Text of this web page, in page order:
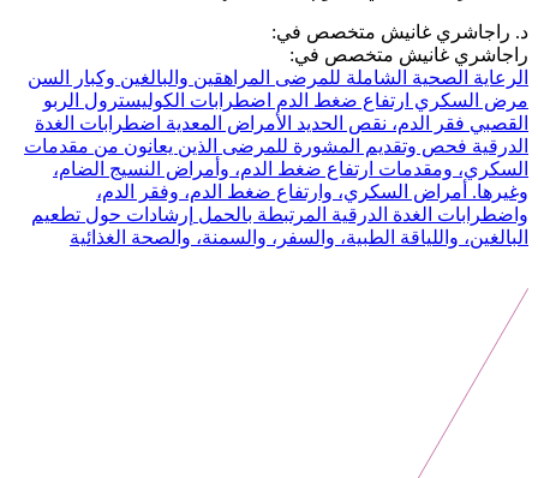
د. راجاشري غانيش متخصص في:
راجاشري غانيش متخصص في:
الرعاية الصحية الشاملة للمرضى المراهقين والبالغين وكبار السن
مرض السكري ارتفاع ضغط الدم اضطرابات الكوليسترول الربو
القصبي فقر الدم، نقص الحديد الأمراض المعدية اضطرابات الغدة
الدرقية فحص وتقديم المشورة للمرضى الذين يعانون من مقدمات
السكري، ومقدمات ارتفاع ضغط الدم، وأمراض النسيج الضام،
وغيرها. أمراض السكري، وارتفاع ضغط الدم، وفقر الدم،
واضطرابات الغدة الدرقية المرتبطة بالحمل إرشادات حول تطعيم
البالغين، واللياقة الطبية، والسفر، والسمنة، والصحة الغذائية